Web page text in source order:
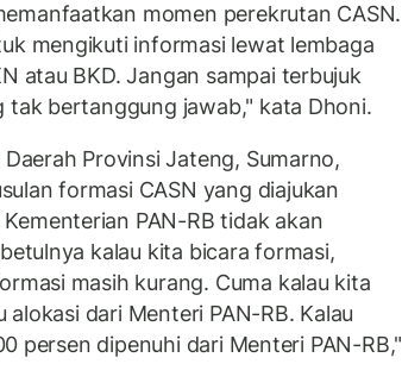
momen perekrutan CASN.
mengikuti informasi lewat lembaga
atau BKD. Jangan sampai terbujuk
tak bertanggung jawab," kata Dhoni.
Provinsi Jateng, Sumarno,
formasi CASN yang diajukan
PAN-RB tidak akan
kalau kita bicara formasi,
masih kurang. Cuma kalau kita
alokasi dari Menteri PAN-RB. Kalau
persen dipenuhi dari Menteri PAN-RB,"